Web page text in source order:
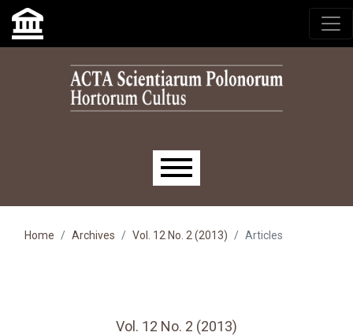
Skip to main navigation menu
Skip to main content
Skip to site footer
Main menu
Home Archives Vol. 12 No. 2 (2013) Articles
Vol. 12 No. 2 (2013)